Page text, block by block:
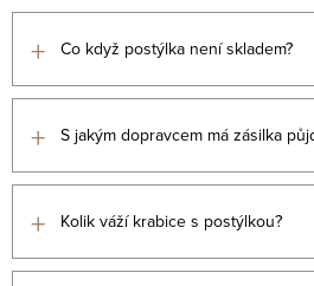
+ Co když postýlka není skladem?
+ S jakým dopravcem má zásilka
+ Kolik váží krabice s postýlkou?